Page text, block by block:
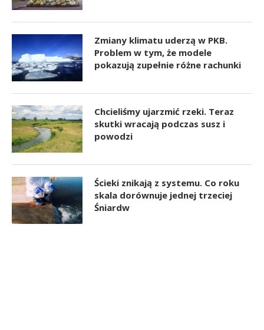
Zmiany klimatu uderzą w PKB.
Problem w tym, że modele
pokazują zupełnie różne rachunki
Chcieliśmy ujarzmić rzeki. Teraz
skutki wracają podczas susz i
powodzi
Ścieki znikają z systemu. Co roku
skala dorównuje jednej trzeciej
Śniardw